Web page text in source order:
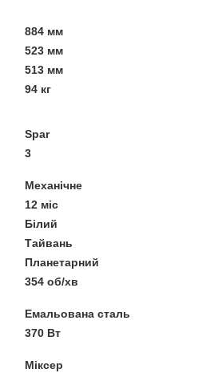
884 мм
523 мм
513 мм
94 кг
Spar
3
Механічне
12 міс
Білий
Тайвань
Планетарний
354 об/хв
Емальована сталь
370 Вт
Міксер